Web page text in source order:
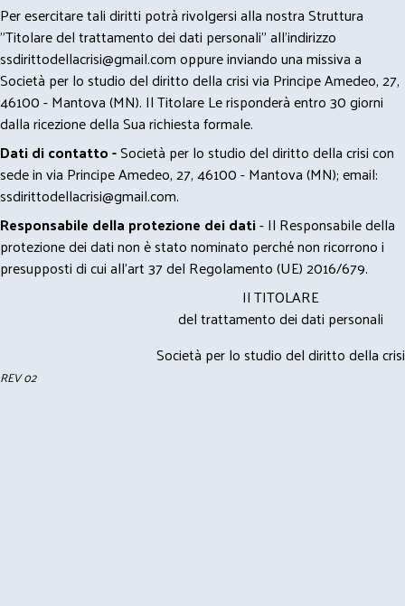
Per esercitare tali diritti potrà rivolgersi alla nostra Struttura
"Titolare del trattamento dei dati personali" all'indirizzo
ssdirittodellacrisi@gmail.comoppure inviando una missiva a
Società per lo studio del diritto della crisi via Principe Amedeo, 27,
46100 - Mantova (MN). Il Titolare Le risponderà entro 30 giorni
dalla ricezione della Sua richiesta formale.
Dati di contatto -Società per lo studio del diritto della crisi con
sede in via Principe Amedeo, 27, 46100 - Mantova (MN); email:
ssdirittodellacrisi@gmail.com.
Responsabile della protezione dei dati- Il Responsabile della
protezione dei dati non è stato nominato perché non ricorrono i
presupposti di cui all’art 37 del Regolamento (UE) 2016/679.
Il TITOLARE
del trattamento dei dati personali
Società per lo studio del diritto della crisi
REV 02